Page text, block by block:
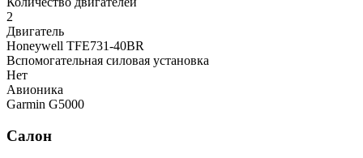
2
Двигатель
Honeywell TFE731-40BR
Вспомогательная силовая установка
Нет
Авионика
Garmin G5000
Салон